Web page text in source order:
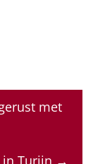
met
in Turijn →